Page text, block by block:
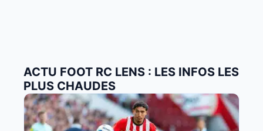
ACTU FOOT RC LENS : LES INFOS LES
PLUS CHAUDES